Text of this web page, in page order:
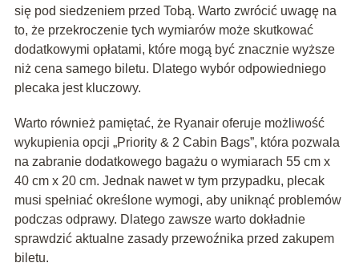
się pod siedzeniem przed Tobą. Warto zwrócić uwagę na
to, że przekroczenie tych wymiarów może skutkować
dodatkowymi opłatami, które mogą być znacznie wyższe
niż cena samego biletu. Dlatego wybór odpowiedniego
plecaka jest kluczowy.
Warto również pamiętać, że Ryanair oferuje możliwość
wykupienia opcji „Priority & 2 Cabin Bags”, która pozwala
na zabranie dodatkowego bagażu o wymiarach 55 cm x
40 cm x 20 cm. Jednak nawet w tym przypadku, plecak
musi spełniać określone wymogi, aby uniknąć problemów
podczas odprawy. Dlatego zawsze warto dokładnie
sprawdzić aktualne zasady przewoźnika przed zakupem
biletu.